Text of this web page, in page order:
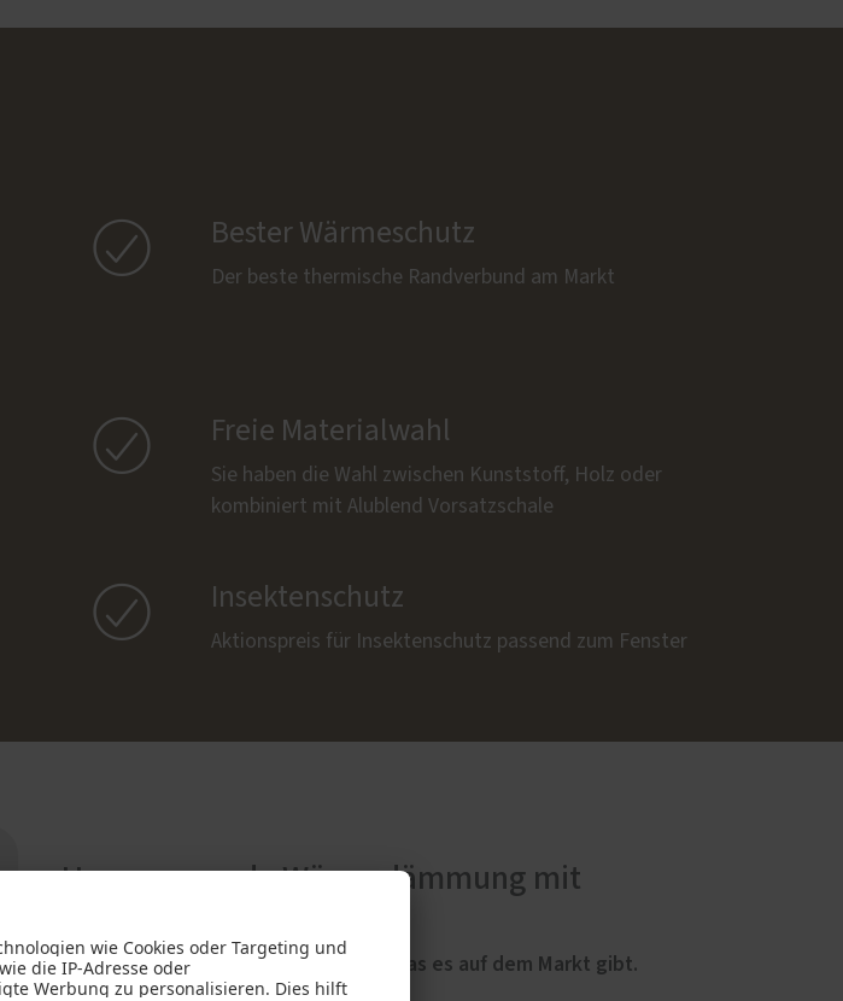
 Bester Wärmeschutz
Der beste thermische Randverbund am Markt
 Freie Materialwahl
Sie haben die Wahl zwischen Kunststoff, Holz oder
kombiniert mit Alublend Vorsatzschale
 Insektenschutz
Aktionspreis für Insektenschutz passend zum Fenster
Herausragende Wärmedämmung mit
Das beste 3-fach Wärmeschutzglas, das es auf dem Markt gibt.